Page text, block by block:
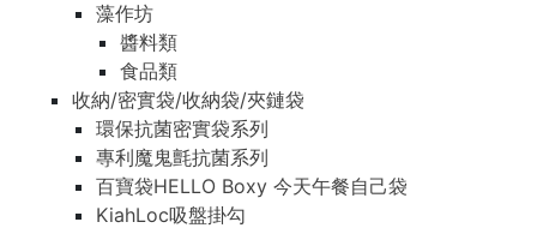
藻作坊
醬料類
食品類
收納/密實袋/收納袋/夾鏈袋
環保抗菌密實袋系列
專利魔鬼氈抗菌系列
百寶袋HELLO Boxy 今天午餐自己袋
KiahLoc吸盤掛勾